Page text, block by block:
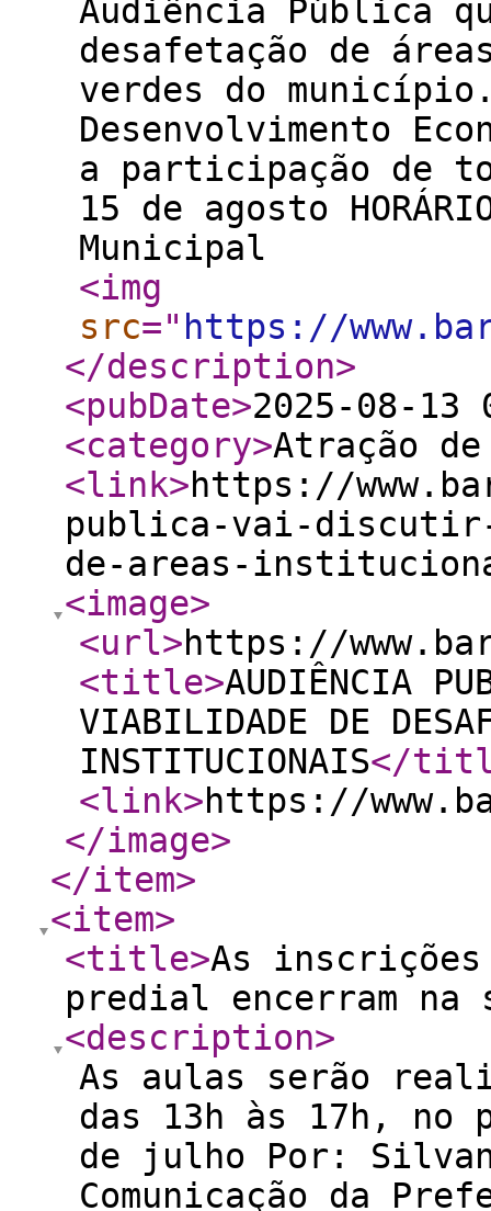
Audiência Pública
desafetação de
verdes do
Desenvolvimento
a participação de
15 de agosto
Municipal
<img
src=" https://
</description>
<pubDate>2025-08-13
<category>Atração
<link>https://
publica-vai-
de-areas-
<image>
<url>https://
<title>AUDIÊNCIA
VIABILIDADE DE
INSTITUCIONAIS</
<link>https://
</image>
</item>
<item>
<title>As
predial encerram
<description>
As aulas serão
das 13h às 17h, no
de julho Por:
Comunicação da